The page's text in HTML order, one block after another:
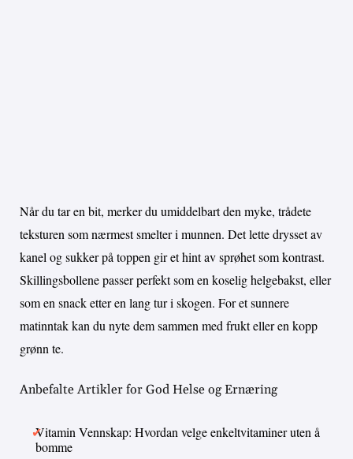
Når du tar en bit, merker du umiddelbart den myke, trådete
teksturen som nærmest smelter i munnen. Det lette drysset av
kanel og sukker på toppen gir et hint av sprøhet som kontrast.
Skillingsbollene passer perfekt som en koselig helgebakst, eller
som en snack etter en lang tur i skogen. For et sunnere
matinntak kan du nyte dem sammen med frukt eller en kopp
grønn te.
Anbefalte Artikler for God Helse og Ernæring
Vitamin Vennskap: Hvordan velge enkeltvitaminer uten å
bomme